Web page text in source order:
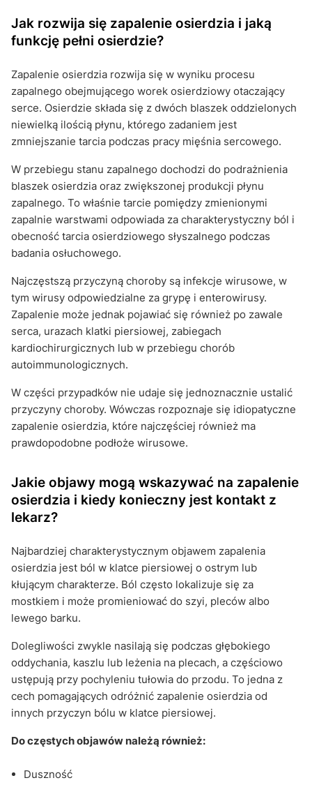
Jak rozwija się zapalenie osierdzia i jaką
funkcję pełni osierdzie?
Zapalenie osierdzia rozwija się w wyniku procesu
zapalnego obejmującego worek osierdziowy otaczający
serce. Osierdzie składa się z dwóch blaszek oddzielonych
niewielką ilością płynu, którego zadaniem jest
zmniejszanie tarcia podczas pracy mięśnia sercowego.
W przebiegu stanu zapalnego dochodzi do podrażnienia
blaszek osierdzia oraz zwiększonej produkcji płynu
zapalnego. To właśnie tarcie pomiędzy zmienionymi
zapalnie warstwami odpowiada za charakterystyczny ból i
obecność tarcia osierdziowego słyszalnego podczas
badania osłuchowego.
Najczęstszą przyczyną choroby są infekcje wirusowe, w
tym wirusy odpowiedzialne za grypę i enterowirusy.
Zapalenie może jednak pojawiać się również po zawale
serca, urazach klatki piersiowej, zabiegach
kardiochirurgicznych lub w przebiegu chorób
autoimmunologicznych.
W części przypadków nie udaje się jednoznacznie ustalić
przyczyny choroby. Wówczas rozpoznaje się idiopatyczne
zapalenie osierdzia, które najczęściej również ma
prawdopodobne podłoże wirusowe.
Jakie objawy mogą wskazywać na zapalenie
osierdzia i kiedy konieczny jest kontakt z
lekarz?
Najbardziej charakterystycznym objawem zapalenia
osierdzia jest ból w klatce piersiowej o ostrym lub
kłującym charakterze. Ból często lokalizuje się za
mostkiem i może promieniować do szyi, pleców albo
lewego barku.
Dolegliwości zwykle nasilają się podczas głębokiego
oddychania, kaszlu lub leżenia na plecach, a częściowo
ustępują przy pochyleniu tułowia do przodu. To jedna z
cech pomagających odróżnić zapalenie osierdzia od
innych przyczyn bólu w klatce piersiowej.
Do częstych objawów należą również:
Duszność